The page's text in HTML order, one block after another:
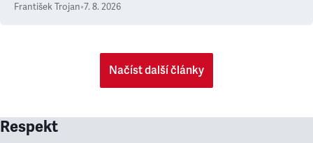
František Trojan•7. 8. 2026
Načíst další články
Respekt